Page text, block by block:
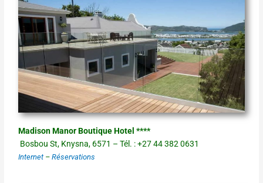
Madison Manor Boutique Hotel ****
Bosbou St, Knysna, 6571 – Tél. : +27 44 382 0631
Internet –Réservations